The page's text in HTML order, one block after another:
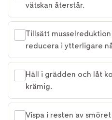
vätskan återstår.
Tillsätt
reducera i ytterligare
Häll i grädden och låt
krämig.
Vispa i resten av